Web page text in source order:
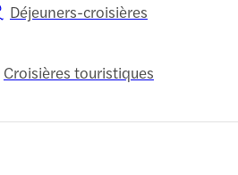
Déjeuners-croisières
Croisières touristiques